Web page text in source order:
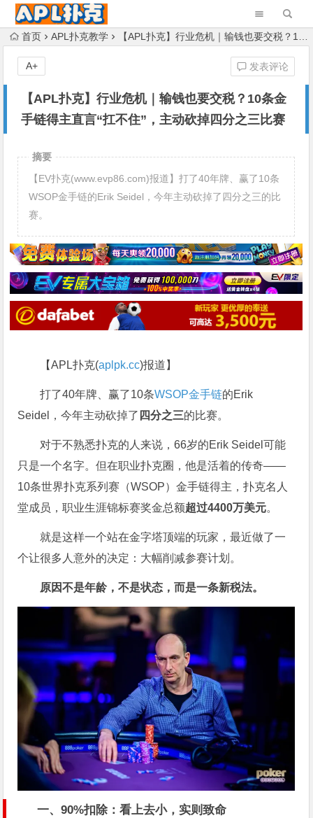
首页 APL扑克教学 【APL扑克】行业危机｜输钱也要交税？10条金手链得主直言“扛不住”，主动砍掉四分之三比赛
【APL扑克】行业危机｜输钱也要交税？10条金
手链得主直言“扛不住”，主动砍掉四分之三比赛
发表评论
A+
摘要
【EV扑克(www.evp86.com)报道】打了40年牌、赢了10条
WSOP金手链的Erik Seidel，今年主动砍掉了四分之三的比
赛。
【APL扑克(aplpk.cc)报道】
打了40年牌、赢了10条WSOP金手链的Erik
Seidel，今年主动砍掉了 四分之三的比赛。
对于不熟悉扑克的人来说，66岁的Erik Seidel可能
只是一个名字。但在职业扑克圈，他是活着的传奇——
10条世界扑克系列赛（WSOP）金手链得主，扑克名人
堂成员，职业生涯锦标赛奖金总额超过4400万美元。
就是这样一个站在金字塔顶端的玩家，最近做了一
个让很多人意外的决定：大幅削减参赛计划。
原因不是年龄，不是状态，而是一条新税法。
一、90%扣除：看上去小，实则致命